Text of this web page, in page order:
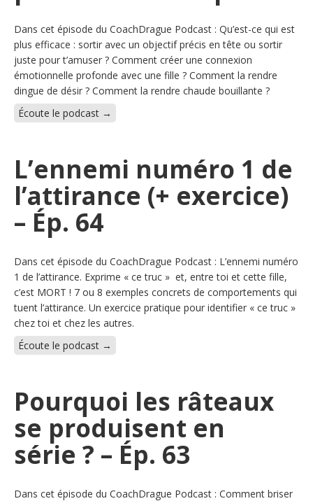
Dans cet épisode du CoachDrague Podcast : Qu’est-ce qui est
plus efficace : sortir avec un objectif précis en tête ou sortir
juste pour t’amuser ? Comment créer une connexion
émotionnelle profonde avec une fille ? Comment la rendre
dingue de désir ? Comment la rendre chaude bouillante ?
Écoute le podcast →
L’ennemi numéro 1 de
l’attirance (+ exercice)
– Ép. 64
Dans cet épisode du CoachDrague Podcast : L’ennemi numéro
1 de l’attirance. Exprime « ce truc » et, entre toi et cette fille,
c’est MORT ! 7 ou 8 exemples concrets de comportements qui
tuent l’attirance. Un exercice pratique pour identifier « ce truc »
chez toi et chez les autres.
Écoute le podcast →
Pourquoi les râteaux
se produisent en
série ? – Ép. 63
Dans cet épisode du CoachDrague Podcast : Comment briser